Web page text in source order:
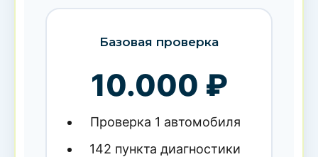
Базовая проверка
10.000 ₽
Проверка 1 автомобиля
142 пункта диагностики